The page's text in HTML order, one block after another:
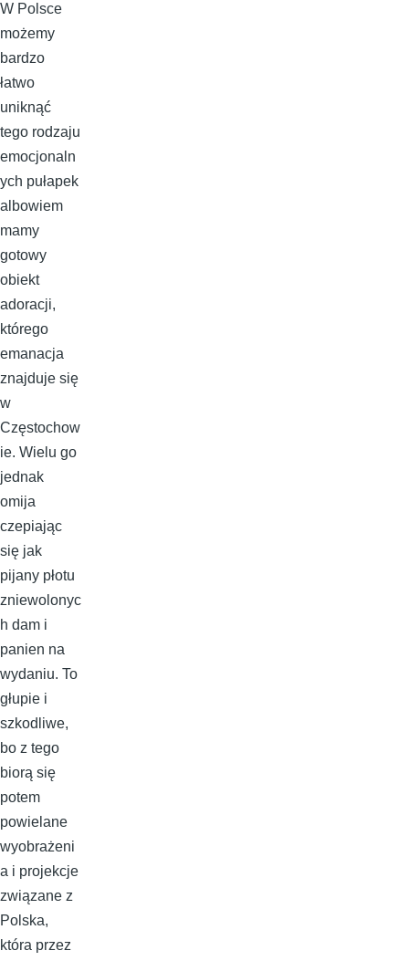
W Polsce
możemy
bardzo
łatwo
uniknąć
tego rodzaju
emocjonaln
ych pułapek
albowiem
mamy
gotowy
obiekt
adoracji,
którego
emanacja
znajduje się
w
Częstochow
ie. Wielu go
jednak
omija
czepiając
się jak
pijany płotu
zniewolonyc
h dam i
panien na
wydaniu. To
głupie i
szkodliwe,
bo z tego
biorą się
potem
powielane
wyobrażeni
a i projekcje
związane z
Polska,
która przez